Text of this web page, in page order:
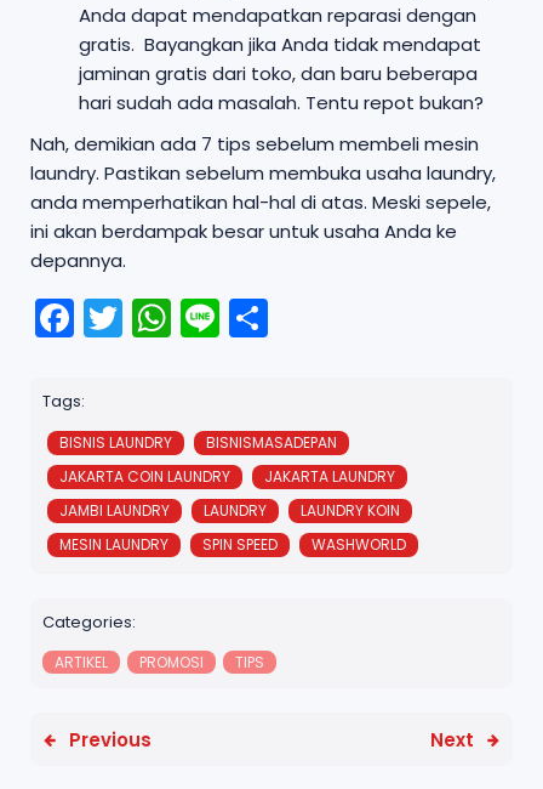
Anda dapat mendapatkan reparasi dengan
gratis. Bayangkan jika Anda tidak mendapat
jaminan gratis dari toko, dan baru beberapa
hari sudah ada masalah. Tentu repot bukan?
Nah, demikian ada 7 tips sebelum membeli mesin
laundry. Pastikan sebelum membuka usaha laundry,
anda memperhatikan hal-hal di atas. Meski sepele,
ini akan berdampak besar untuk usaha Anda ke
depannya.
F
a
c
e
b
o
o
T
w
t
e
r
W
h
ts
A
p
p
Li
n
r
e
Tags:
BISNIS LAUNDRY
BISNISMASADEPAN
JAKARTA COIN LAUNDRY
JAKARTA LAUNDRY
JAMBI LAUNDRY
LAUNDRY
LAUNDRY KOIN
MESIN LAUNDRY
SPIN SPEED WASHWORLD
Categories:
ARTIKEL PROMOSI TIPS
Previous Next